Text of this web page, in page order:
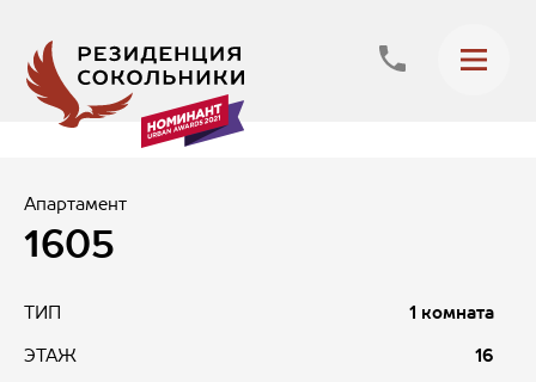
Апартамент
1605
ТИП 1 комната
ЭТАЖ 16